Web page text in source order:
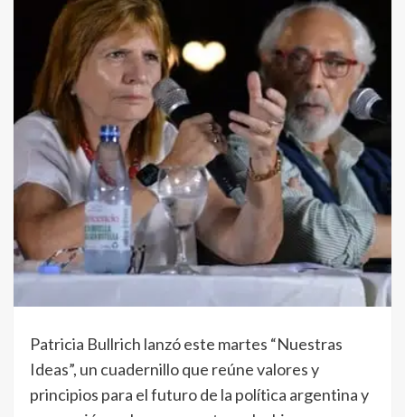
Patricia Bullrich lanzó este martes “Nuestras
Ideas”, un cuadernillo que reúne valores y
principios para el futuro de la política argentina y